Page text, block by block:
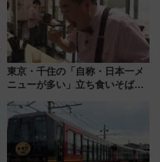
東京・千住の「自称・日本一メ
ニューが多い」立ち食いそば屋
地のふらっと立ち食いそば』
7/27夜10時～放送